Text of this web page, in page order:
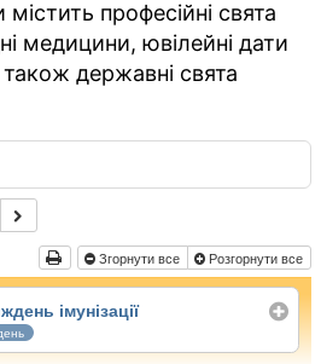
професійні свята
медицини, ювілейні дати
державні свята
Згорнути все Розгорнути все
імунізації